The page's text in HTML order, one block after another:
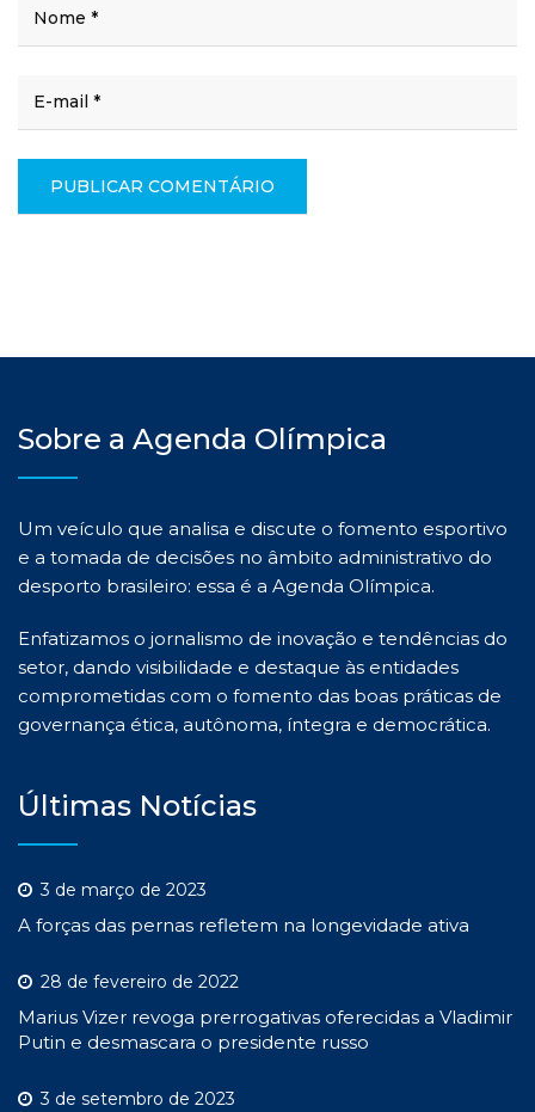
Sobre a Agenda Olímpica
Um veículo que analisa e discute o fomento esportivo
e a tomada de decisões no âmbito administrativo do
desporto brasileiro: essa é a Agenda Olímpica.
Enfatizamos o jornalismo de inovação e tendências do
setor, dando visibilidade e destaque às entidades
comprometidas com o fomento das boas práticas de
governança ética, autônoma, íntegra e democrática.
Últimas Notícias
3 de março de 2023
A forças das pernas refletem na longevidade ativa
28 de fevereiro de 2022
Marius Vizer revoga prerrogativas oferecidas a Vladimir
Putin e desmascara o presidente russo
3 de setembro de 2023